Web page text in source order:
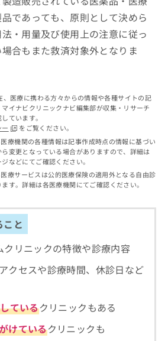
であっても、原則として決めら
・用量及び使用上の注意に従っ
合もまた救済対象外となりま
医療に携わる方々からの情報や各種サイトの記
イナビクリニックナビ編集部が収集・リサーチ
ています。
をご覧ください。
療機関の各種情報は記事作成時点の情報に基づい
変更となっている場合がありますので、詳細は
などにてご確認ください。
療サービスは公的医療保険の適用外となる自由診
す。詳細は各医療機関にてご確認ください。
こと
クリニックの特徴や診療内容
クセスや診療時間、休診日など
ているクリニックもある
けているクリニックも